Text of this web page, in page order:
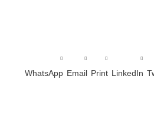
LinkedIn
Print
Email
WhatsApp